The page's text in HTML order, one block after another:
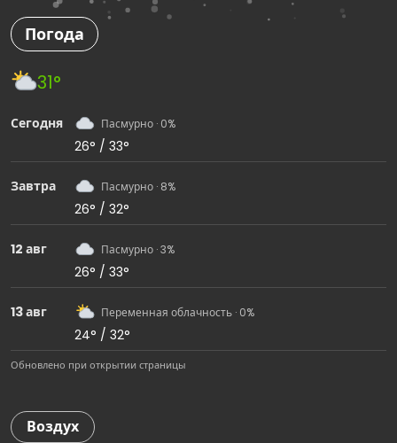
Погода
31°
Сегодня Пасмурно · 0%
26° / 33°
Завтра Пасмурно · 8%
26° / 32°
12 авг Пасмурно · 3%
26° / 33°
13 авг Переменная облачность · 0%
24° / 32°
Обновлено при открытии страницы
Воздух